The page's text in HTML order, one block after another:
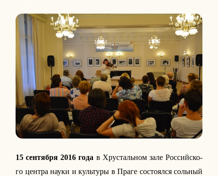
15 сен­тяб­ря 2016 года в Хру­сталь­ном зале Рос­сий­ско­
го центра науки и куль­ту­ры в Праге со­сто­ял­ся соль­ный